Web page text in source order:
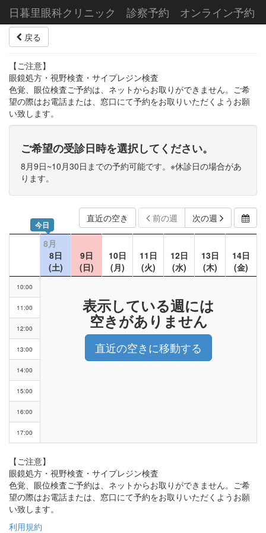
日暮里眼科クリニック 診察予約 オンライン予約
戻る
【ご注意】
眼鏡処方・視野検査・サイプレジン検査
色覚、眼位検査ご予約は、ネットからお取りができません。ご希
望の際はお電話または、窓口にて予約をお取りいただくようお願
い致します。
ご希望の受診日時を選択してください。
8月9日~10月30日までの予約可能です。※休診日の場合があ
ります。
直近の空き 前の週 次の週
今日
8月
8日
(土)
9日
(日)
10日
(月)
11日
(火)
12日
(水)
13日
(木)
14日
(金)
10:00
表示している週には
空きがありません
直近の空きに移動する
11:00
12:00
13:00
14:00
15:00
16:00
17:00
【ご注意】
眼鏡処方・視野検査・サイプレジン検査
色覚、眼位検査ご予約は、ネットからお取りができません。ご希
望の際はお電話または、窓口にて予約をお取りいただくようお願
い致します。
利用規約